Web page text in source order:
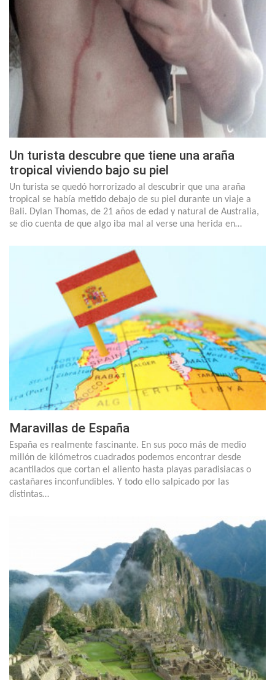
Un turista descubre que tiene una araña
tropical viviendo bajo su piel
Un turista se quedó horrorizado al descubrir que una araña
tropical se había metido debajo de su piel durante un viaje a
Bali. Dylan Thomas, de 21 años de edad y natural de Australia,
se dio cuenta de que algo iba mal al verse una herida en…
Maravillas de España
España es realmente fascinante. En sus poco más de medio
millón de kilómetros cuadrados podemos encontrar desde
acantilados que cortan el aliento hasta playas paradisiacas o
castañares inconfundibles. Y todo ello salpicado por las
distintas…